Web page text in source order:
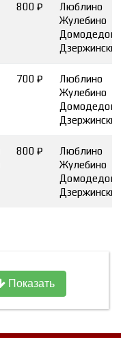
800 ₽
Люблино
Жулебино
700 ₽
Люблино
Жулебино
800 ₽
Люблино
Жулебино
Показать